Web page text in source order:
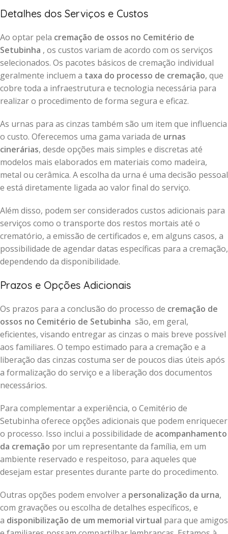
Detalhes dos Serviços e Custos
Ao optar pela cremação de ossos no Cemitério de
Setubinha , os custos variam de acordo com os serviços
selecionados. Os pacotes básicos de cremação individual
geralmente incluem a taxa do processo de cremação, que
cobre toda a infraestrutura e tecnologia necessária para
realizar o procedimento de forma segura e eficaz.
As urnas para as cinzas também são um item que influencia
o custo. Oferecemos uma gama variada de urnas
cinerárias, desde opções mais simples e discretas até
modelos mais elaborados em materiais como madeira,
metal ou cerâmica. A escolha da urna é uma decisão pessoal
e está diretamente ligada ao valor final do serviço.
Além disso, podem ser considerados custos adicionais para
serviços como o transporte dos restos mortais até o
crematório, a emissão de certificados e, em alguns casos, a
possibilidade de agendar datas específicas para a cremação,
dependendo da disponibilidade.
Prazos e Opções Adicionais
Os prazos para a conclusão do processo de cremação de
ossos no Cemitério de Setubinha são, em geral,
eficientes, visando entregar as cinzas o mais breve possível
aos familiares. O tempo estimado para a cremação e a
liberação das cinzas costuma ser de poucos dias úteis após
a formalização do serviço e a liberação dos documentos
necessários.
Para complementar a experiência, o Cemitério de
Setubinha oferece opções adicionais que podem enriquecer
o processo. Isso inclui a possibilidade de acompanhamento
da cremação por um representante da família, em um
ambiente reservado e respeitoso, para aqueles que
desejam estar presentes durante parte do procedimento.
Outras opções podem envolver a personalização da urna,
com gravações ou escolha de detalhes específicos, e
a disponibilização de um memorial virtual para que amigos